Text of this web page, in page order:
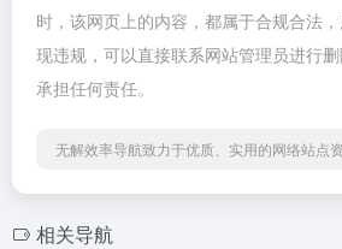
时，该网页上的内容，都属于合规合法
现违规，可以直接联系网站管理员进行
承担任何责任。
无解效率导航致力于优质、实用的网络站点
相关导航